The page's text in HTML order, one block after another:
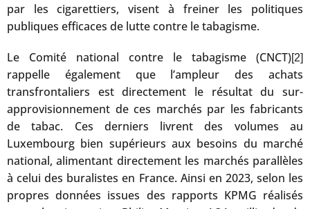
par les cigarettiers, visent à freiner les politiques
publiques efficaces de lutte contre le tabagisme.
Le Comité national contre le tabagisme (CNCT)[2]
rappelle également que l’ampleur des achats
transfrontaliers est directement le résultat du sur-
approvisionnement de ces marchés par les fabricants
de tabac. Ces derniers livrent des volumes au
Luxembourg bien supérieurs aux besoins du marché
national, alimentant directement les marchés parallèles
à celui des buralistes en France. Ainsi en 2023, selon les
propres données issues des rapports KPMG réalisés